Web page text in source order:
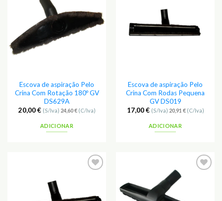
Escova de aspiração Pelo
Crina Com Rotação 180º GV
DS629A
20,00€ (S/Iva) 24,60€(C/Iva)
ADICIONAR
Escova de aspiração Pelo
Crina Com Rodas Pequena
GV DS019
17,00€ (S/Iva) 20,91 €(C/Iva)
ADICIONAR